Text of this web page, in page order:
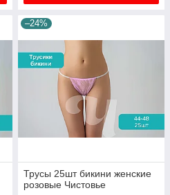
–24%
Трусы 25шт бикини женские
розовые Чистовье